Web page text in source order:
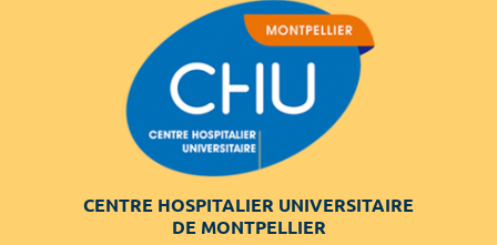
CENTRE HOSPITALIER UNIVERSITAIRE
DE MONTPELLIER